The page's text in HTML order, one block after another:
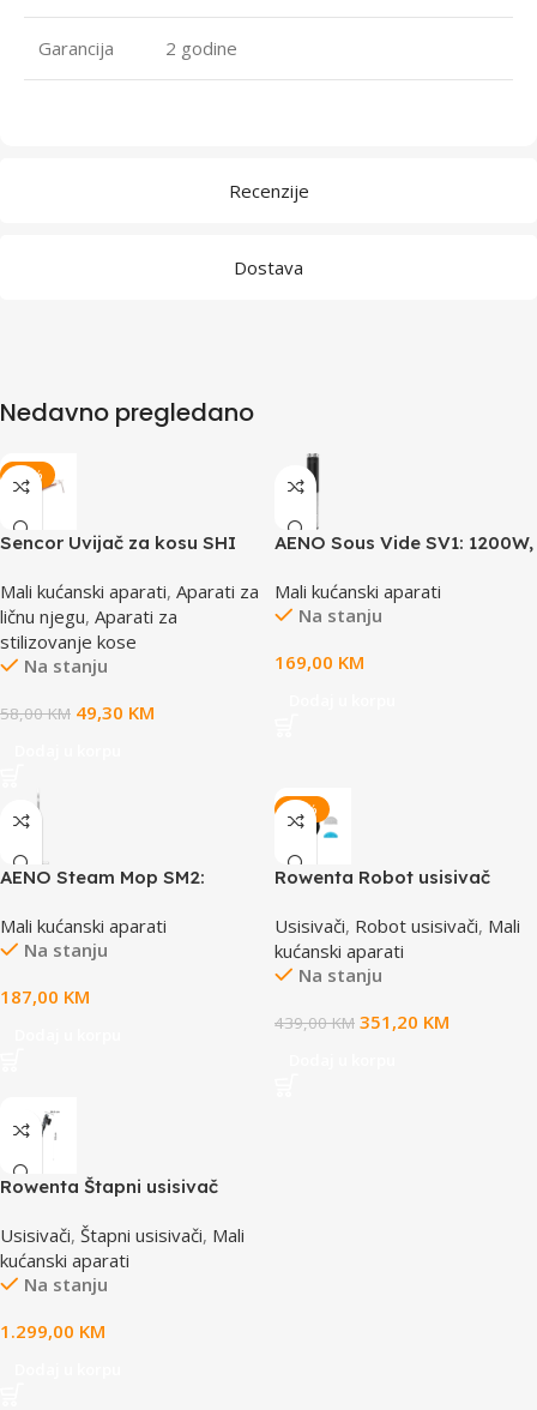
Recenzije
Dostava
Garancija 2 godine
Nedavno pregledano
-15%
Sencor Uvijač za kosu SHI
Mali kućanski aparati, Aparati za
ličnu njegu, Aparati za
stilizovanje kose
Na stanju
58,00KM 49,30 KM
AENO Sous Vide SV1: 1200W,
Temperature adjustment,
Timer, Touch screen, LCD-
Mali kućanski aparati
Na stanju
169,00 KM
AENO Steam Mop SM2:
Volume 275mL, 3 steam
modes, self-standing
Mali kućanski aparati
Na stanju
187,00 KM
-20%
Rowenta Robot usisivač
Usisivači, Robot usisivači, Mali
kućanski aparati
Na stanju
439,00KM 351,20 KM
Rowenta Štapni usisivač
16.60
Usisivači, Štapni usisivači, Mali
kućanski aparati
Na stanju
1.299,00 KM